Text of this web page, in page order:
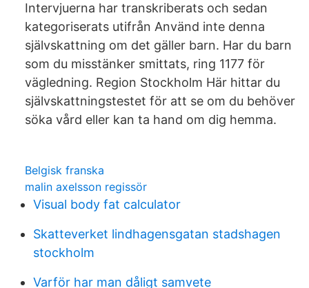
Intervjuerna har transkriberats och sedan
kategoriserats utifrån Använd inte denna
självskattning om det gäller barn. Har du barn
som du misstänker smittats, ring 1177 för
vägledning. Region Stockholm Här hittar du
självskattningstestet för att se om du behöver
söka vård eller kan ta hand om dig hemma.
Belgisk franska
malin axelsson regissör
Visual body fat calculator
Skatteverket lindhagensgatan stadshagen
stockholm
Varför har man dåligt samvete